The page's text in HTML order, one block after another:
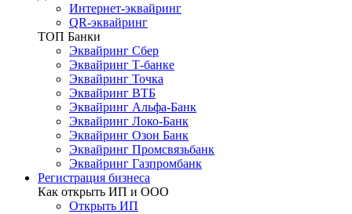
Интернет-эквайринг
QR-эквайринг
ТОП Банки
Эквайринг Сбер
Эквайринг Т-банке
Эквайринг Точка
Эквайринг ВТБ
Эквайринг Альфа-Банк
Эквайринг Локо-Банк
Эквайринг Озон Банк
Эквайринг Промсвязьбанк
Эквайринг Газпромбанк
Регистрация бизнеса
Как открыть ИП и ООО
Открыть ИП